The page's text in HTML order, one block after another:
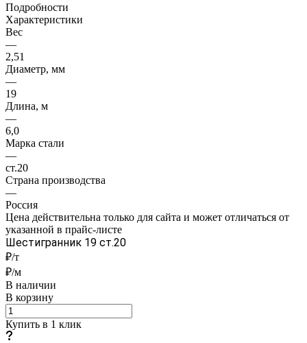
Подробности
Характеристики
Вес
—
2,51
Диаметр, мм
—
19
Длина, м
—
6,0
Марка стали
—
ст.20
Страна производства
—
Россия
Цена действительна только для сайта и может отличаться от
указанной в прайс-листе
Шестигранник 19 ст.20
₽/т
₽/м
В наличии
В корзину
Купить в 1 клик